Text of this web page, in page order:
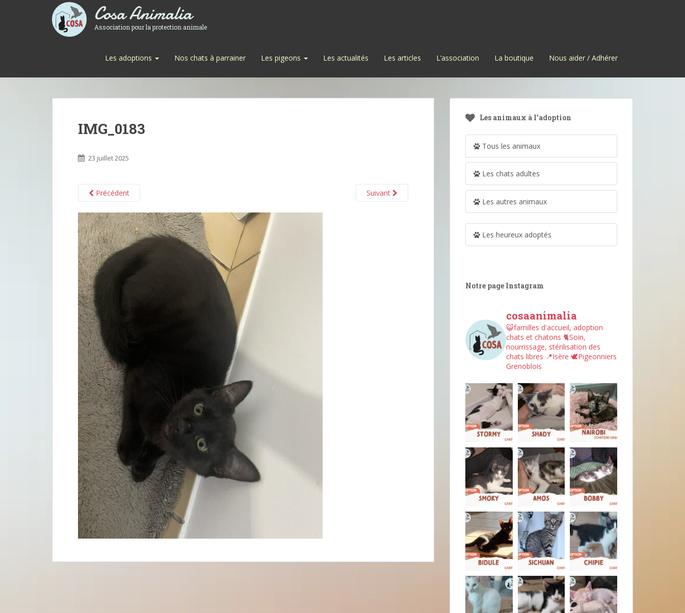
Cosa Animalia
Association pour la protection animale
Les adoptions Nos chats à parrainer Les pigeons Les actualités Les articles L’association La boutique Nous aider / Adhérer
IMG_0183
23 juillet 2025
Précédent Suivant
Les animaux à l’adoption
Tous les animaux
Les chats adultes
Les autres animaux
Les heureux adoptés
Notre page Instagram
cosaanimalia
😺familles d'accueil, adoption
chats et chatons 🐈Soin,
nourrissage, stérilisation des
chats libres 📍Isère 🕊︎Pigeonniers
Grenoblois